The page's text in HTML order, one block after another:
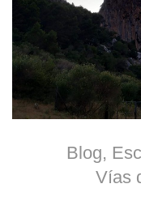
Blog,
Vías